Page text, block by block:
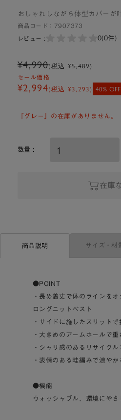
おしゃれしながら体型カバーが
商品コード： 7907373
レビュー : 0(0件)
¥4,990(税込¥5,489)
セール価格
¥2,994(税込 ¥3,293) 40% OFF
「グレー」の在庫がありません。
数量 :
在庫
商品説明 サイズ・材
●POINT
・長め着丈で体のラインを
ロングニットベスト
・サイドに施したスリット
・大きめのアームホールで
・シャリ感のあるリサイク
・表情のある畦編みで涼やか
●機能
ウォッシャブル、環境にやさ